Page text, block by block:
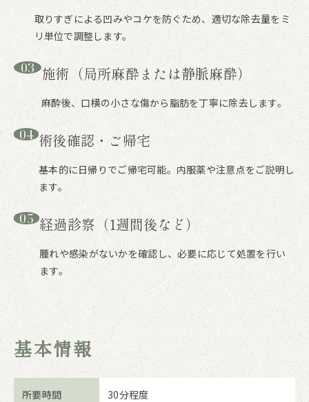
取りすぎによる凹みやコケを防ぐため、適切な除去量をミ
リ単位で調整します。
03 施術（局所麻酔または静脈麻酔）
麻酔後、口横の小さな傷から脂肪を丁寧に除去します。
04 術後確認・ご帰宅
基本的に日帰りでご帰宅可能。内服薬や注意点をご説明し
ます。
05 経過診察（1週間後など）
腫れや感染がないかを確認し、必要に応じて処置を行い
ます。
基本情報
所要時間 30分程度